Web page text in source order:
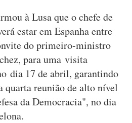
à Lusa que o chefe de
estar em Espanha entre
do primeiro-ministro
para uma visita
dia 17 de abril, garantindo
quarta reunião de alto nível
da Democracia", no dia